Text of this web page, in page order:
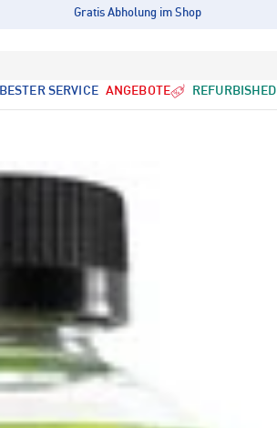
Gratis Abholung im Shop
BESTER SERVICE ANGEBOTE REFURBISHED